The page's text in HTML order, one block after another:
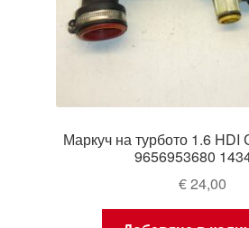
Маркуч на турбото 1.6
9656953680
€24,00